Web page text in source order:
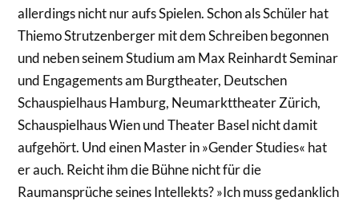
allerdings nicht nur aufs Spielen. Schon als Schüler hat
Thiemo Strutzenberger mit dem Schreiben begonnen
und neben seinem Studium am Max Reinhardt Seminar
und Engagements am Burgtheater, Deutschen
Schauspielhaus Hamburg, Neumarkttheater Zürich,
Schauspielhaus Wien und Theater Basel nicht damit
aufgehört. Und einen Master in »Gender Studies« hat
er auch. Reicht ihm die Bühne nicht für die
Raumansprüche seines Intellekts? »Ich muss gedanklich